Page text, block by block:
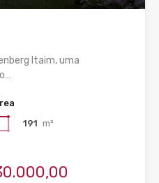
Itaim, uma
191 m²